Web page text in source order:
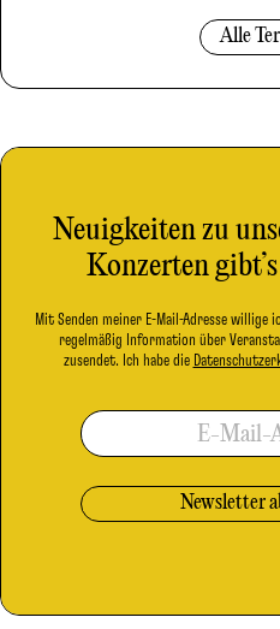
Alle
Neuigkeiten zu
Konzerten
Mit Senden meiner E-Mail-Adresse willige
regelmäßig Information über
zusendet. Ich habe die
E-Mail-